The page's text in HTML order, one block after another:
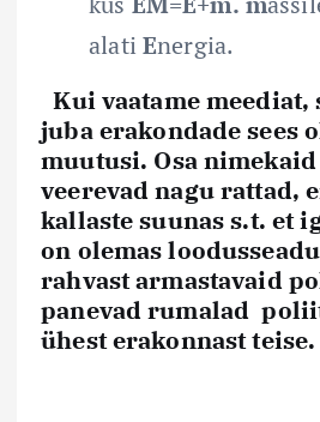
alati Energia.
Kui vaatame meediat,
jubaerakondade sees
muutusi. Osa
veerevad nagu rattad,
kallaste suunas s.t. et
on olemas
rahvast armastavaid
panevad rumalad
ühest erakonnast teise.